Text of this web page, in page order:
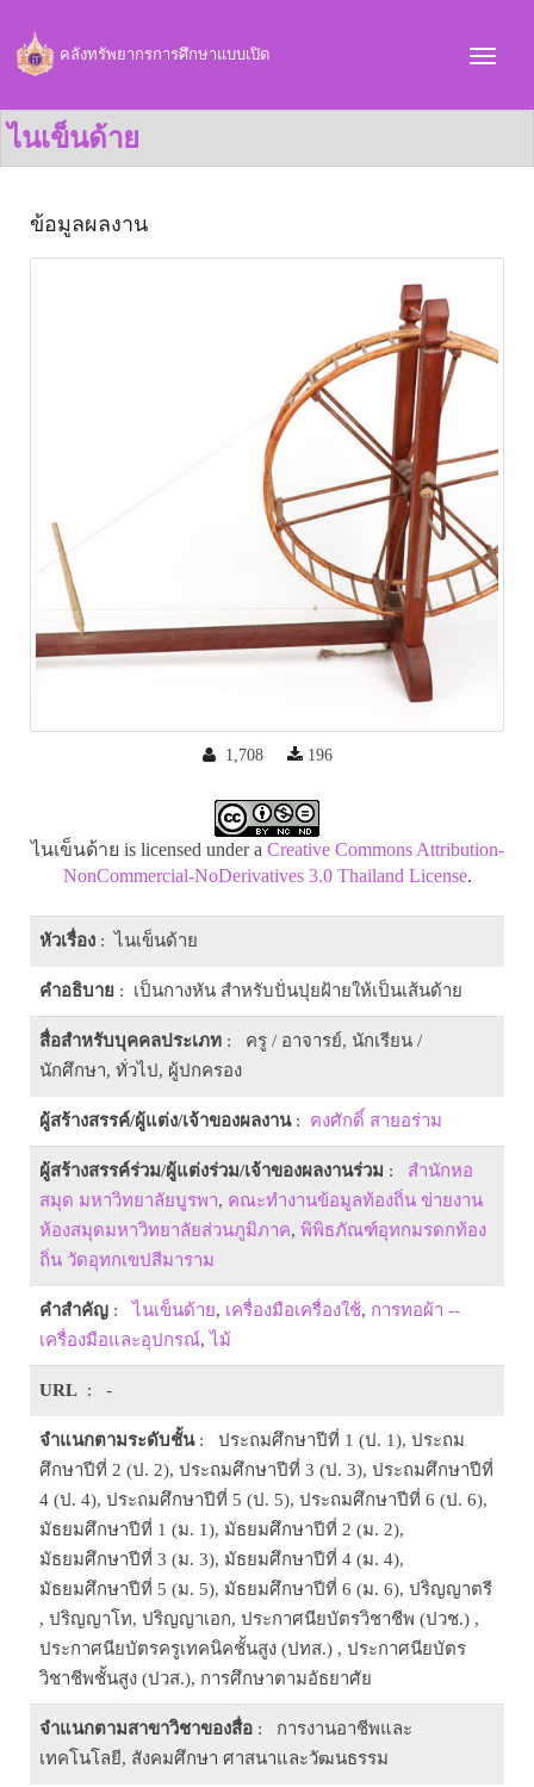
คลังทรัพยากรการศึกษาแบบเปิด
ไนเข็นด้าย
ข้อมูลผลงาน
1,708 196
ไนเข็นด้าย is licensed under a Creative Commons Attribution-
NonCommercial-NoDerivatives 3.0 Thailand License.
หัวเรื่อง : ไนเข็นด้าย
คำอธิบาย : เป็นกางหัน สำหรับปั่นปุยฝ้ายให้เป็นเส้นด้าย
สื่อสำหรับบุคคลประเภท : ครู / อาจารย์, นักเรียน /
นักศึกษา, ทั่วไป, ผู้ปกครอง
ผู้สร้างสรรค์/ผู้แต่ง/เจ้าของผลงาน: คงศักดิ์ สายอร่าม
ผู้สร้างสรรค์ร่วม/ผู้แต่งร่วม/เจ้าของผลงานร่วม : สำนักหอ
สมุด มหาวิทยาลัยบูรพา, คณะทำงานข้อมูลท้องถิ่น ข่ายงาน
ห้องสมุดมหาวิทยาลัยส่วนภูมิภาค, พิพิธภัณฑ์อุทกมรดกท้อง
ถิ่น วัดอุทกเขปสีมาราม
คำสำคัญ : ไนเข็นด้าย, เครื่องมือเครื่องใช้, การทอผ้า --
เครื่องมือและอุปกรณ์, ไม้
URL : -
จำแนกตามระดับชั้น: ประถมศึกษาปีที่ 1 (ป. 1), ประถม
ศึกษาปีที่ 2 (ป. 2), ประถมศึกษาปีที่ 3 (ป. 3), ประถมศึกษาปีที่
4 (ป. 4), ประถมศึกษาปีที่ 5 (ป. 5), ประถมศึกษาปีที่ 6 (ป. 6),
มัธยมศึกษาปีที่ 1 (ม. 1), มัธยมศึกษาปีที่ 2 (ม. 2),
มัธยมศึกษาปีที่ 3 (ม. 3), มัธยมศึกษาปีที่ 4 (ม. 4),
มัธยมศึกษาปีที่ 5 (ม. 5), มัธยมศึกษาปีที่ 6 (ม. 6), ปริญญาตรี
, ปริญญาโท, ปริญญาเอก, ประกาศนียบัตรวิชาชีพ (ปวช.) ,
ประกาศนียบัตรครูเทคนิคชั้นสูง (ปทส.) , ประกาศนียบัตร
วิชาชีพชั้นสูง (ปวส.), การศึกษาตามอัธยาศัย
จำแนกตามสาขาวิชาของสื่อ : การงานอาชีพและ
เทคโนโลยี, สังคมศึกษา ศาสนาและวัฒนธรรม